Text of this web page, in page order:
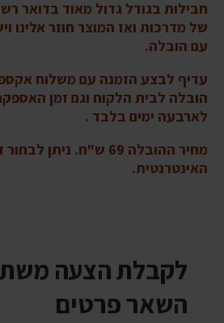
חבילות בגודל גדול מאוד בדואר
של מדרכות ואז המוצר חוזר אלינו
עם הובלה.
עדיף לבצע הזמנה עם משלוח
הובלה לבית הלקוח וגם זמן האספקה
לארבעה ימים בלבד .
מחיר ההובלה 69 ש"ח.
האינטרנטית.
לקבלת הצעה
השאר פרטים